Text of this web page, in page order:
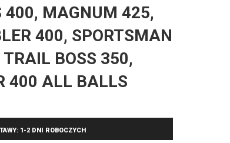
400, MAGNUM 425,
400, SPORTSMAN
BOSS 350,
400 ALL BALLS
1-2 DNI ROBOCZYCH